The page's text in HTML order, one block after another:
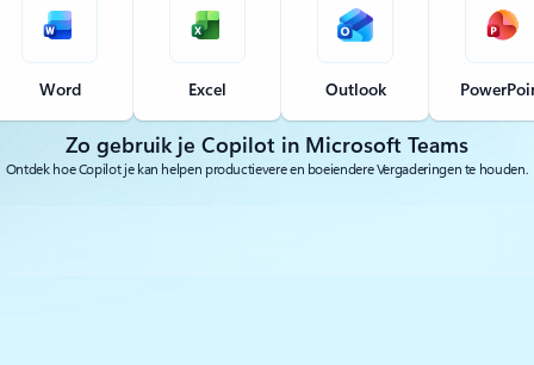
Word Excel Outlook
Zo gebruik je Copilot in Microsoft Teams
Ontdek hoe Copilot je kan helpen productievere en boeiendere Vergade­ringen te houden.